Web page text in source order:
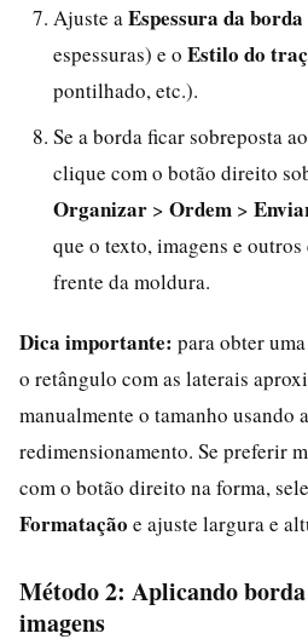
Ajuste a Espessura da borda
espessuras) e o Estilo do
pontilhado, etc.).
Se a borda ficar sobreposta
clique com o botão direito
Organizar > Ordem >
que o texto, imagens e
frente da moldura.
Dica importante: para obter
o retângulo com as laterais
manualmente o tamanho usando
redimensionamento. Se preferir
com o botão direito na forma,
Formatação e ajuste largura e
Método 2: Aplicando
imagens